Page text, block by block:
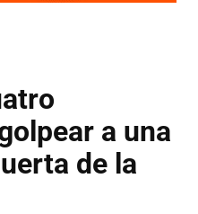
a una
de la